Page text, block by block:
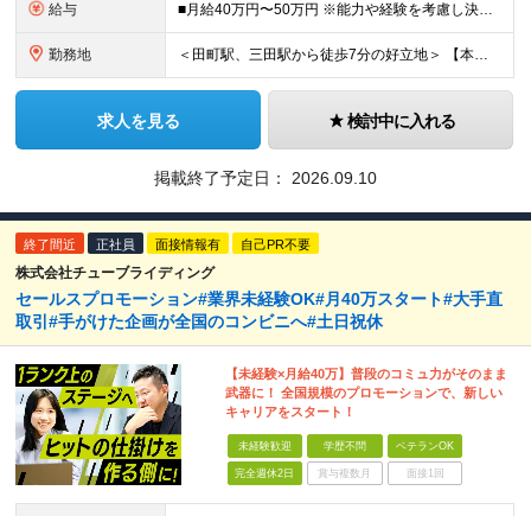
給与 ■月給40万円〜50万円 ※能力や経験を考慮し決定します。 ※上記金額には月45時間分（7万3500円〜）の固定残業代を含みます。超過分は別途全額支給いたします。 ※試用期間3ヶ月（期間中の給与・待遇
勤務地 ＜田町駅、三田駅から徒歩7分の好立地＞ 【本社】東京都港区芝浦3-20-2山楽ビル6F ★転勤なし。大手コンビニ本社からも徒歩5分圏内で連携もスムーズ！ 取引先の大手コンビニエンスストア本社が近くにあ
求人を見る 検討中に入れる
掲載終了予定日： 2026.09.10
終了間近 正社員 面接情報有 自己PR不要
株式会社チューブライディング
セールスプロモーション#業界未経験OK#月40万スタート#大手直
取引#手がけた企画が全国のコンビニへ#土日祝休
【未経験×月給40万】普段のコミュ力がそのまま
武器に！ 全国規模のプロモーションで、新しい
キャリアをスタート！
未経験歓迎 学歴不問 ベテランOK
完全週休2日 賞与複数月 面接1回